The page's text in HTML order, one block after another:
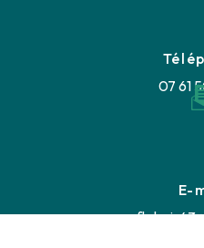
07 61
E-